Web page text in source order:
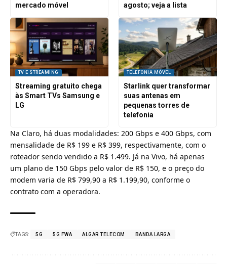
mercado móvel
agosto; veja a lista
TV E STREAMING
Streaming gratuito chega
às Smart TVs Samsung e
LG
TELEFONIA MÓVEL
Starlink quer transformar
suas antenas em
pequenas torres de
telefonia
Na Claro, há duas modalidades: 200 Gbps e 400 Gbps, com
mensalidade de R$ 199 e R$ 399, respectivamente, com o
roteador sendo vendido a R$ 1.499. Já na Vivo, há apenas
um plano de 150 Gbps pelo valor de R$ 150, e o preço do
modem varia de R$ 799,90 a R$ 1.199,90, conforme o
contrato com a operadora.
TAGS: 5G 5G FWA ALGAR TELECOM BANDA LARGA